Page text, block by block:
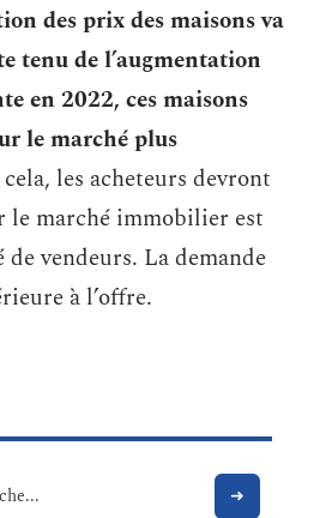
des prix des maisons va
tenu de l’augmentation
en 2022, ces maisons
le marché plus
les acheteurs devront
le marché immobilier est
vendeurs. La demande
à l’offre.